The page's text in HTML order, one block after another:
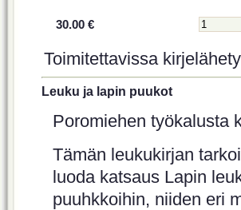
30.00 €
Toimitettavissa
Leuku ja lapin puukot
Poromiehen työkalusta
Tämän leukukirjan
luoda katsaus Lapin
puuhkkoihin, niiden eri